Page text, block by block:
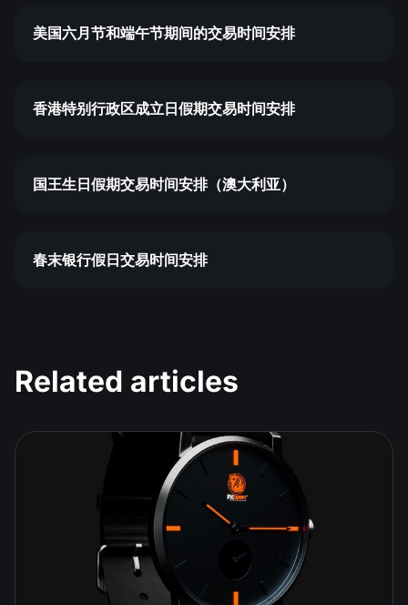
美国六月节和端午节期间的交易时间安排
香港特别行政区成立日假期交易时间安排
国王生日假期交易时间安排（澳大利亚）
春末银行假日交易时间安排
Related articles